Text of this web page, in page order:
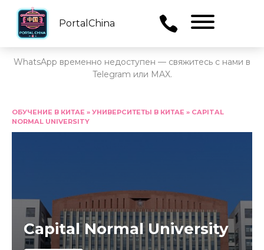
PortalChina
WhatsApp временно недоступен — свяжитесь с нами в
Telegram или MAX.
содержанию
ОБУЧЕНИЕ В КИТАЕ » УНИВЕРСИТЕТЫ В КИТАЕ » CAPITAL
NORMAL UNIVERSITY
Capital Normal University